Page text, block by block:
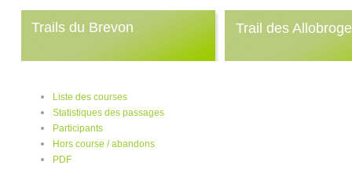
Trails du Brevon Trail des
Liste des courses
Statistiques des passages
Participants
Hors course / abandons
PDF